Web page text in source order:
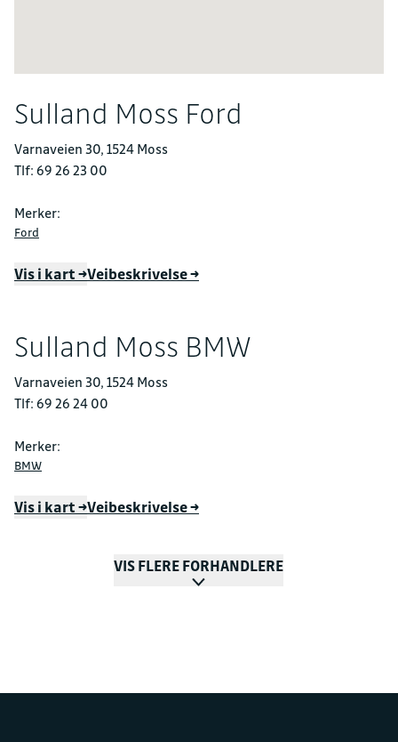
Sulland Moss Ford
Varnaveien 30, 1524 Moss
Tlf: 69 26 23 00
Merker:
Ford
Vis i kart →Veibeskrivelse →
Sulland Moss BMW
Varnaveien 30, 1524 Moss
Tlf: 69 26 24 00
Merker:
BMW
Vis i kart →Veibeskrivelse →
VIS FLERE FORHANDLERE